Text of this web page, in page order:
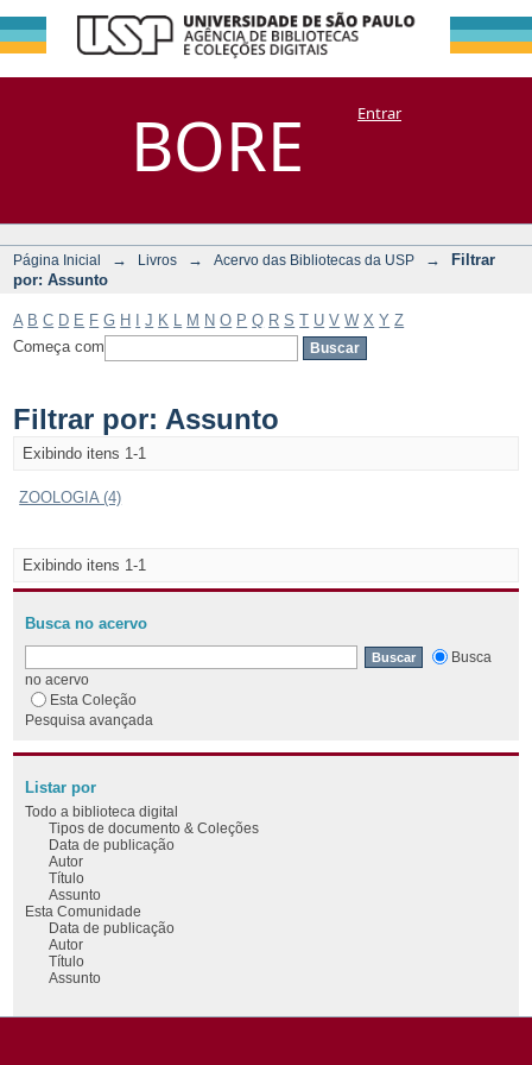
BORE
Filtrar por:
Assunto
DSpace/Manakin + CoriscoEntrar
Página Inicial → Livros → Acervo das Bibliotecas da USP →
Filtrar
por: Assunto
A B C D E F G H J K M N O P Q R S T U V W X Y Z
Começa com
Filtrar por: Assunto
Exibindo itens 1-1
ZOOLOGIA (4)
Exibindo itens 1-1
Busca no acervo
Busca
no acervo
Esta Coleção
Pesquisa avançada
Listar por
Todo a biblioteca digital
Tipos de documento & Coleções
Data de publicação
Autor
Título
Assunto
Esta Comunidade
Data de publicação
Autor
Título
Assunto